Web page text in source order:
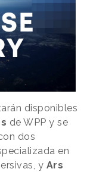
disponibles
de WPP y se
dos
en
y Ars